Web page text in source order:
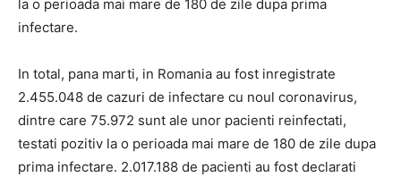
la o perioada mai mare de 180 de zile dupa prima
infectare.
In total, pana marti, in Romania au fost inregistrate
2.455.048 de cazuri de infectare cu noul coronavirus,
dintre care 75.972 sunt ale unor pacienti reinfectati,
testati pozitiv la o perioada mai mare de 180 de zile dupa
prima infectare. 2.017.188 de pacienti au fost declarati